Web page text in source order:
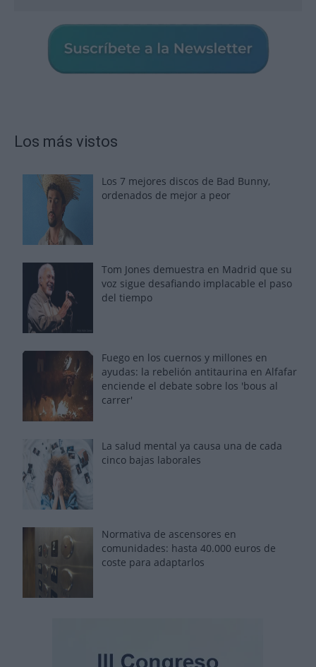
Los más vistos
Los 7 mejores discos de Bad Bunny,
ordenados de mejor a peor
Tom Jones demuestra en Madrid que su
voz sigue desafiando implacable el paso
del tiempo
Fuego en los cuernos y millones en
ayudas: la rebelión antitaurina en Alfafar
enciende el debate sobre los 'bous al
carrer'
La salud mental ya causa una de cada
cinco bajas laborales
Normativa de ascensores en
comunidades: hasta 40.000 euros de
coste para adaptarlos